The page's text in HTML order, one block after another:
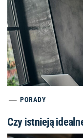
PORADY
Czy istnieją